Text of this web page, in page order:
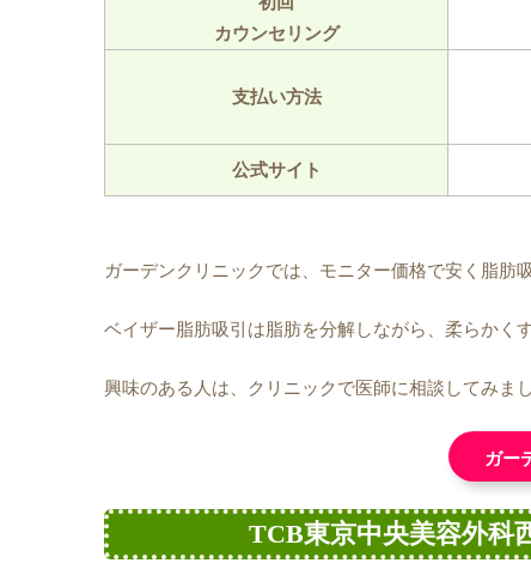
カウンセリング
支払い方法
公式サイト
ガーデンクリニックでは、モニター価格で安く脂肪
ベイザー脂肪吸引は脂肪を分解しながら、柔らかく
興味のある人は、クリニックで医師に相談してみまし
ガー
TCB東京中央美容外科